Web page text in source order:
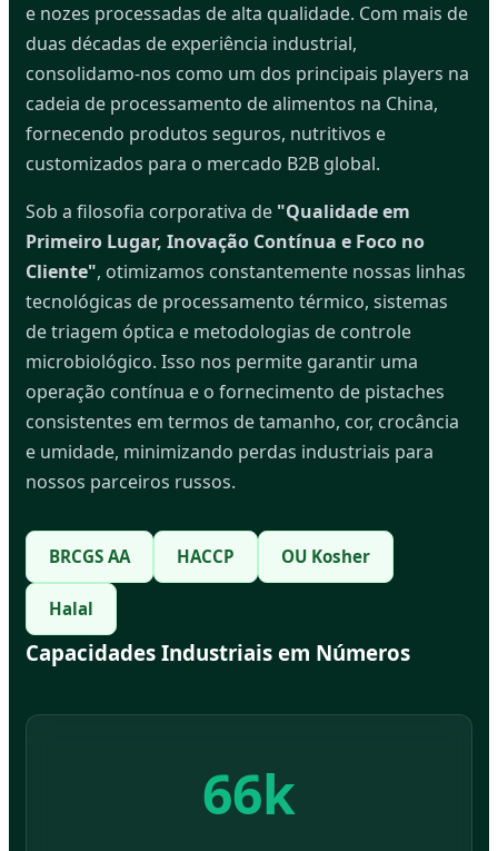
e nozes processadas de alta qualidade. Com mais de
duas décadas de experiência industrial,
consolidamo-nos como um dos principais players na
cadeia de processamento de alimentos na China,
fornecendo produtos seguros, nutritivos e
customizados para o mercado B2B global.
Sob a filosofia corporativa de "Qualidade em
Primeiro Lugar, Inovação Contínua e Foco no
Cliente", otimizamos constantemente nossas linhas
tecnológicas de processamento térmico, sistemas
de triagem óptica e metodologias de controle
microbiológico. Isso nos permite garantir uma
operação contínua e o fornecimento de pistaches
consistentes em termos de tamanho, cor, crocância
e umidade, minimizando perdas industriais para
nossos parceiros russos.
BRCGS AA HACCP OU Kosher
Halal
Capacidades Industriais em Números
66k